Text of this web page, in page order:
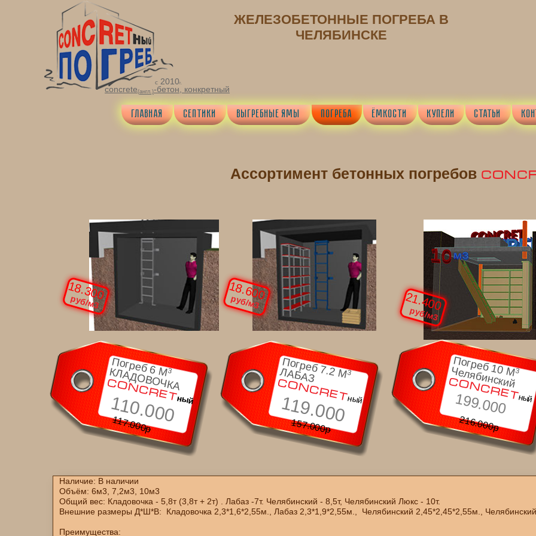
ЖЕЛЕЗОБЕТОННЫЕ ПОГРЕБА В
ЧЕЛЯБИНСКЕ
с 2010г.
concrete(англ.)-бетон, конкретный
Ассортимент бетонных погребов
18.600
руб/м3
18.300
руб/м3
Погреб 7.2M3
ЛАБАЗ
CONCRETный
119.000
157.000р
Погреб 6M3
КЛАДОВОЧКА
CONCRETный
110.000
117.000р
Погреб 10M3
Челябинский
CONCRETный
199.000
21.400
руб/м3
216.000р
Наличие: В наличии
Объём: 6м3, 7,2м3, 10м3
Общий вес: Кладовочка - 5,8т (3,8т + 2т) . Лабаз -7т. Челябинский - 8,5т, Челябинский Люкс - 10т.
Внешние размеры Д*Ш*В: Кладовочка 2,3*1,6*2,55м., Лабаз 2,3*1,9*2,55м., Челябинский 2,45*2,45*2,55м.,
Преимущества:
ГЛАВНАЯ СЕПТИКИ ВЫГРЕБНЫЕ ЯМЫ ПОГРЕБА ЁМКОСТИ КУПЕЛИ СТАТЬИ